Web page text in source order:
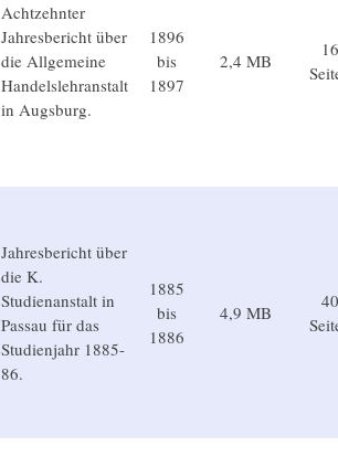
Achtzehnter
Jahresbericht über
die Allgemeine
Handelslehranstalt
in Augsburg.
1896
bis
1897
2,4 MB
16
Jahresbericht über
die K.
Studienanstalt in
Passau für das
Studienjahr 1885-
86.
1885
bis
1886
4,9 MB
40